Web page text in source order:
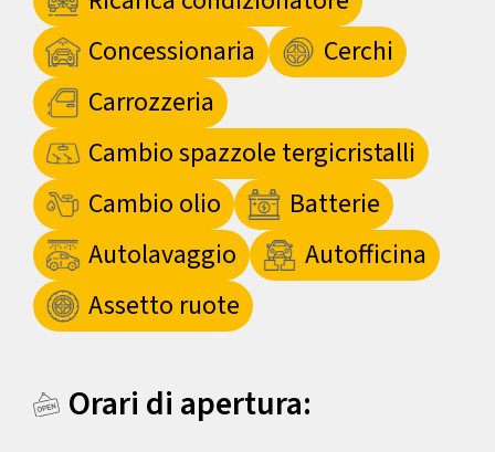
Concessionaria
Cerchi
Carrozzeria
Cambio spazzole tergicristalli
Cambio olio
Batterie
Autolavaggio
Autofficina
Assetto ruote
Orari di apertura: